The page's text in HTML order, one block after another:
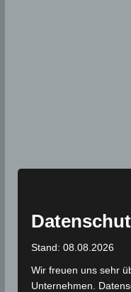
Stand: 08.08.2026
Wir freuen uns sehr
Unternehmen.